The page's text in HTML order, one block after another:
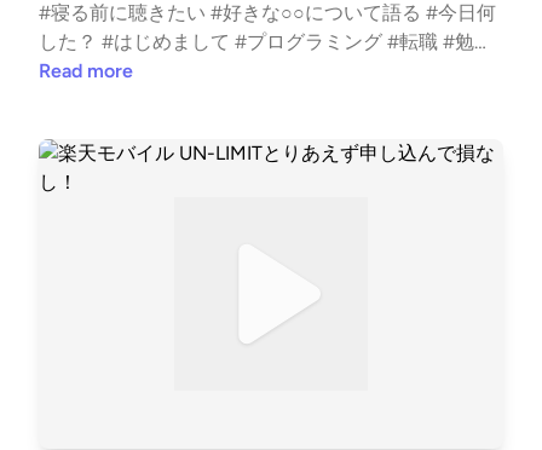
#寝る前に聴きたい #好きな○○について語る #今日何
した？ #はじめまして #プログラミング #転職 #勉強
#ナイツ #お笑い
Read more